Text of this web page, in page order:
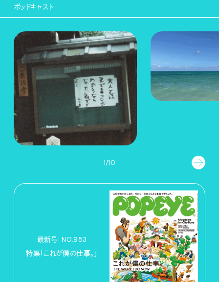
ポッドキャスト
1/10
最新号: NO.953
特集「これが僕の仕事。」